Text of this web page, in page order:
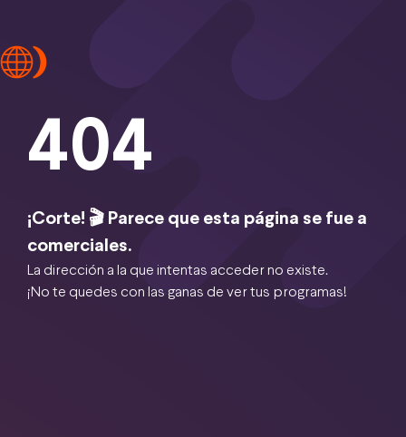
404
¡Corte! 🎬 Parece que esta página se fue a
comerciales.
La dirección a la que intentas acceder no existe.
¡No te quedes con las ganas de ver tus programas!